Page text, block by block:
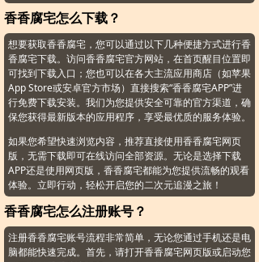
香香腐宅怎么下载？
想要获取香香腐宅，您可以通过以下几种便捷方式进行香
香腐宅下载。访问香香腐宅官方网站，在首页醒目位置即
可找到下载入口；您也可以在各大主流应用商店（如苹果
App Store或安卓官方市场）直接搜索“香香腐宅APP”进
行免费下载安装。我们为您提供安全可靠的官方渠道，确
保您获得最新版本的应用程序，享受最优质的服务体验。
如果您希望快速浏览内容，推荐直接使用香香腐宅网页
版，无需下载即可在线访问全部资源。无论是选择下载
APP还是使用网页版，香香腐宅都能为您提供流畅的观看
体验。立即行动，轻松开启您的二次元追漫之旅！
香香腐宅怎么注册账号？
注册香香腐宅账号流程非常简单，无论您通过手机还是电
脑都能快速完成。首先，请打开香香腐宅网页版或启动您